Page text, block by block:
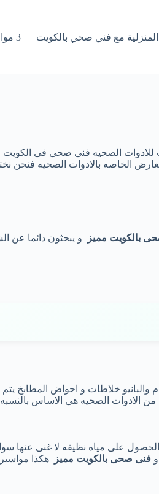
3 مواقف تحتاج فيها إلى خدمات فني صحي بالكويت فورًا
للادوات الصحيه فنى صحى فى
الخاصه بالادوات الصحيه فنحن
بالكويت مميز و يبحثون دائما عن
خلاطات و احواض المطابخ يتم
الادوات الصحيه هي الاساس
على مياه نظيفه لا غنى عنها
فنى صحى بالكويت مميز هكذا